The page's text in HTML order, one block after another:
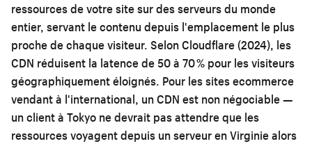
ressources de votre site sur des serveurs du monde
entier, servant le contenu depuis l'emplacement le plus
proche de chaque visiteur. Selon Cloudflare (2024), les
CDN réduisent la latence de 50 à 70 % pour les visiteurs
géographiquement éloignés. Pour les sites ecommerce
vendant à l'international, un CDN est non négociable —
un client à Tokyo ne devrait pas attendre que les
ressources voyagent depuis un serveur en Virginie alors